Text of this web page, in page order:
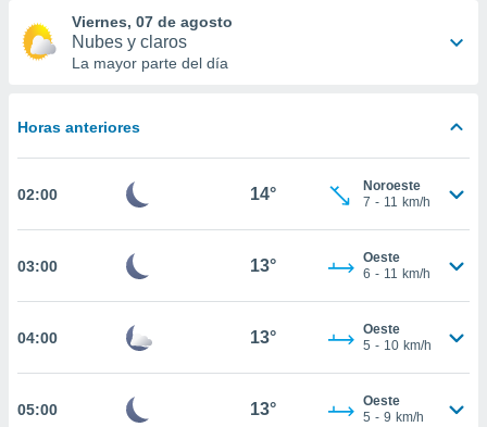
y
digital
permite
seguir
coste.
a la
CONFIGURACIÓN
Viernes, 07 de agosto
Nubes y claros
La mayor parte del día
Horas anteriores
02:00 14°
Noroeste
7 - 11 km/h
03:00 13°
Oeste
6 - 11 km/h
04:00 13°
Oeste
5 - 10 km/h
05:00 13°
Oeste
5 - 9 km/h